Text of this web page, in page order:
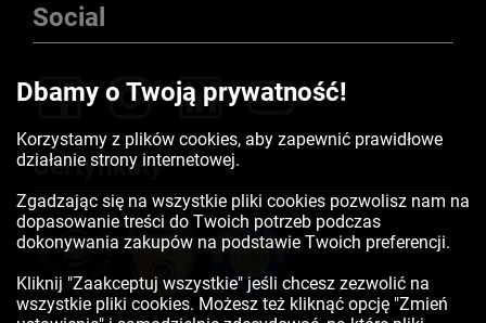
Social
Certyfikaty
Dbamy o Twoją prywatność!
Korzystamy z plików cookies, aby zapewnić prawidłowe
działanie strony internetowej.
Zgadzając się na wszystkie pliki cookies pozwolisz nam na
dopasowanie treści do Twoich potrzeb podczas
dokonywania zakupów na podstawie Twoich preferencji.
Kliknij "Zaakceptuj wszystkie" jeśli chcesz zezwolić na
wszystkie pliki cookies. Możesz też kliknąć opcję "Zmień